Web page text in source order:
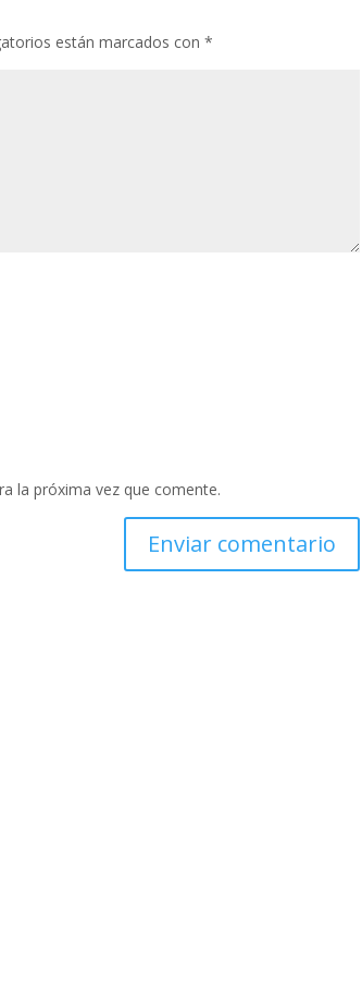
están marcados con*
la próxima vez que comente.